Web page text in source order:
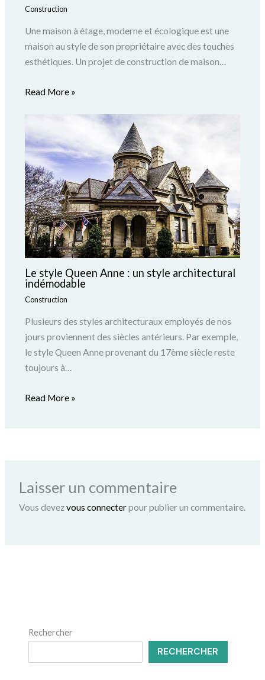
Construction
Une maison à étage, moderne et écologique est une
maison au style de son propriétaire avec des touches
esthétiques. Un projet de construction de maison…
Read More »
Le style Queen Anne : un style architectural
indémodable
Construction
Plusieurs des styles architecturaux employés de nos
jours proviennent des siècles antérieurs. Par exemple,
le style Queen Anne provenant du 17ème siècle reste
toujours à…
Read More »
Laisser un commentaire
Vous devezvous connecterpour publier un commentaire.
Rechercher
RECHERCHER